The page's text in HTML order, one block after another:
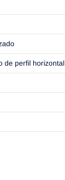
de perfil horizontal